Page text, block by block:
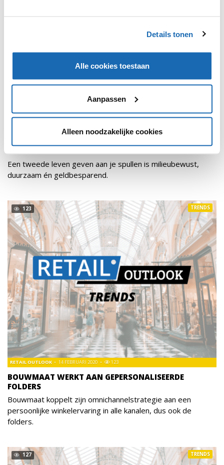
Details tonen
Alle cookies toestaan
Aanpassen
Alleen noodzakelijke cookies
20 AUGUSTUS 2020 15
Een tweede leven geven aan je spullen is milieubewust,
duurzaam én geldbesparend.
123
BOUWMAAT WERKT AAN GEPERSONALISEERDE
FOLDERS
RETAIL OUTLOOK 14 FEBRUARI 2020 123
TRENDS
Bouwmaat koppelt zijn omnichannelstrategie aan een
persoonlijke winkelervaring in alle kanalen, dus ook de
folders.
127 TRENDS